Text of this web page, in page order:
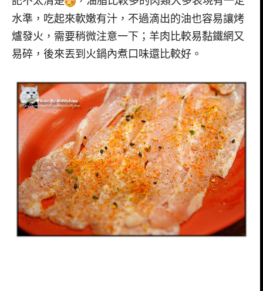
水準，吃起來軟嫩有汁，不過滴出的油也容易讓烤
爐發火，需要稍微注意一下；羊肉比較易黏鐵網又
易碎，後來丟到火鍋內煮口味還比較好。